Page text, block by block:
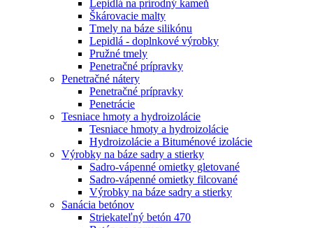
Lepidlá na prírodný kameň
Škárovacie malty
Tmely na báze silikónu
Lepidlá - doplnkové výrobky
Pružné tmely
Penetračné prípravky
Penetračné nátery
Penetračné prípravky
Penetrácie
Tesniace hmoty a hydroizolácie
Tesniace hmoty a hydroizolácie
Hydroizolácie a Bituménové izolácie
Výrobky na báze sadry a stierky
Sadro-vápenné omietky gletované
Sadro-vápenné omietky filcované
Výrobky na báze sadry a stierky
Sanácia betónov
Striekateľný betón 470